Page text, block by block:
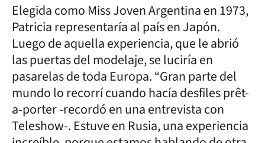
Elegida como Miss Joven Argentina en 1973,
Patricia representaría al país en Japón.
Luego de aquella experiencia, que le abrió
las puertas del modelaje, se luciría en
pasarelas de toda Europa. “Gran parte del
mundo lo recorrí cuando hacía desfiles prêt-
a-porter -recordó en una entrevista con
Teleshow-. Estuve en Rusia, una experiencia